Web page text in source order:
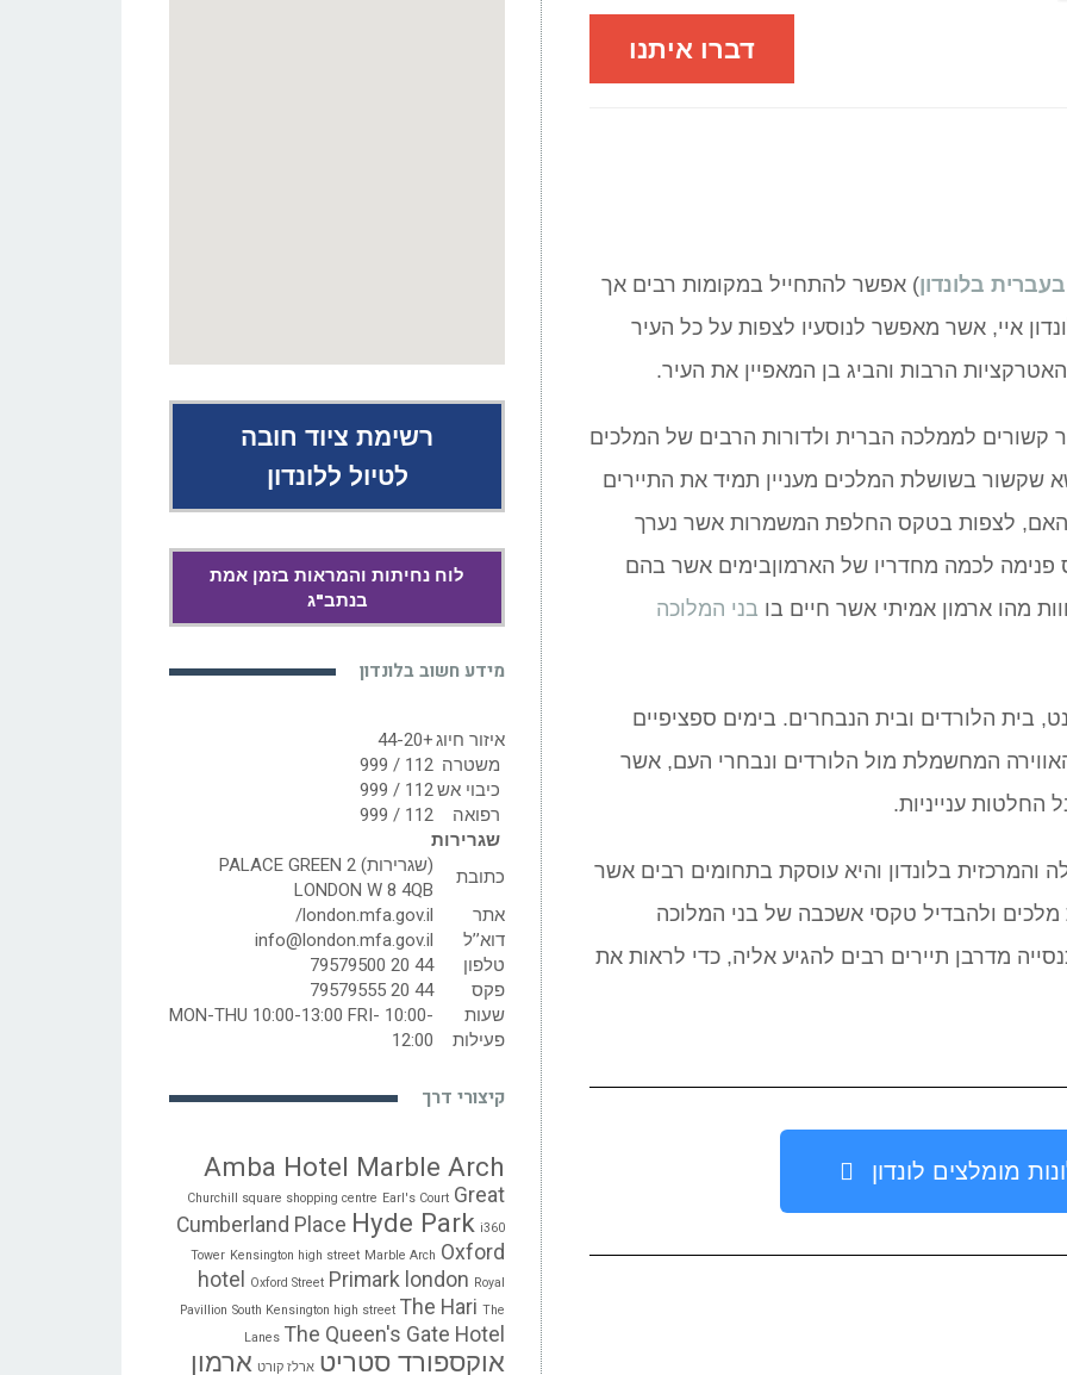
דברו איתנו
בלונדון) אפשר להתחייל במקומות רבים אך
איי, אשר מאפשר לנוסעיו לצפות על כל העיר
הרבות והביג בן המאפיין את העיר.
קשורים לממלכה הברית ולדורות הרבים של המלכים
שקשור בשושלת המלכים מעניין תמיד את התיירים
לצפות בטקס החלפת המשמרות אשר נערך
פנימה לכמה מחדריו של הארמוןבימים אשר בהם
מהו ארמון אמיתי אשר חיים בו בני המלוכה
בית הלורדים ובית הנבחרים. בימים ספציפיים
המחשמלת מול הלורדים ונבחרי העם, אשר
החלטות ענייניות.
והמרכזית בלונדון והיא עוסקת בתחומים רבים אשר
ולהבדיל טקסי אשכבה של בני המלוכה
מדרבן תיירים רבים להגיע אליה, כדי לראות את
מומלצים לונדון
רשימת ציוד חובה
לטיול ללונדון
לוח נחיתות והמראות בזמן אמת
בנתב"ג
מידע חשוב בלונדון
איזור חיוג+44-20
משטרה 112 / 999
כיבוי אש112 / 999
רפואה
112 / 999
שגרירות
כתובת
(שגרירות) 2 PALACE GREEN
LONDON W 8 4QB
אתר
london.mfa.gov.il/
דוא’’ל
info@london.mfa.gov.il
טלפון
44 20 79579500
פקס
44 20 79579555
שעות
פעילות
MON-THU 10:00-13:00 FRI- 10:00-
12:00
קיצורי דרך
Amba Hotel Marble Arch
Churchill square shopping centre Earl's Court Great
Cumberland Place Hyde Park i360
Tower Kensington high street Marble Arch Oxford
hotel
Oxford Street Primark london Royal
Pavillion South Kensington high street The Hari The
Lanes The Queen's Gate Hotel
אוקספורד סטריט ארלז קורט ארמון